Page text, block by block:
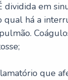
dividida em
há a
que